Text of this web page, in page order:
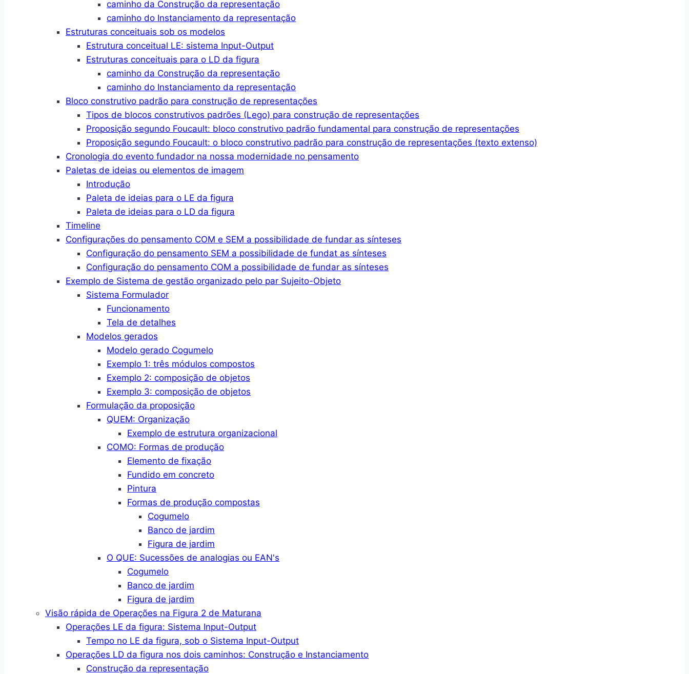
caminho da Construção da representação
caminho do Instanciamento da representação
Estruturas conceituais sob os modelos
Estrutura conceitual LE: sistema Input-Output
Estruturas conceituais para o LD da figura
caminho da Construção da representação
caminho do Instanciamento da representação
Bloco construtivo padrão para construção de representações
Tipos de blocos construtivos padrões (Lego) para construção de representações
Proposição segundo Foucault: bloco construtivo padrão fundamental para construção de representações
Proposição segundo Foucault: o bloco construtivo padrão para construção de representações (texto extenso)
Cronologia do evento fundador na nossa modernidade no pensamento
Paletas de ideias ou elementos de imagem
Introdução
Paleta de ideias para o LE da figura
Paleta de ideias para o LD da figura
Timeline
Configurações do pensamento COM e SEM a possibilidade de fundar as sínteses
Configuração do pensamento SEM a possibilidade de fundat as sínteses
Configuração do pensamento COM a possibilidade de fundar as sínteses
Exemplo de Sistema de gestão organizado pelo par Sujeito-Objeto
Sistema Formulador
Funcionamento
Tela de detalhes
Modelos gerados
Modelo gerado Cogumelo
Exemplo 1: três módulos compostos
Exemplo 2: composição de objetos
Exemplo 3: composição de objetos
Formulação da proposição
QUEM: Organização
Exemplo de estrutura organizacional
COMO: Formas de produção
Elemento de fixação
Fundido em concreto
Pintura
Formas de produção compostas
Cogumelo
Banco de jardim
Figura de jardim
O QUE: Sucessões de analogias ou EAN's
Cogumelo
Banco de jardim
Figura de jardim
Visão rápida de Operações na Figura 2 de Maturana
Operações LE da figura: Sistema Input-Output
Tempo no LE da figura, sob o Sistema Input-Output
Operações LD da figura nos dois caminhos: Construção e Instanciamento
Construção da representação